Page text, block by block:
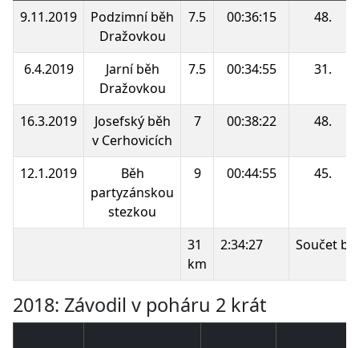
9.11.2019
Podzimní běh
Dražovkou
7.5 00:36:15 48.
6.4.2019
Jarní běh
Dražovkou
7.5 00:34:55 31.
16.3.2019
Josefský běh
v Cerhovicích
7 00:38:22 48.
12.1.2019
Běh
partyzánskou
stezkou
9 00:44:55 45.
31
km
2:34:27 Součet
2018: Závodil v poháru 2 krát